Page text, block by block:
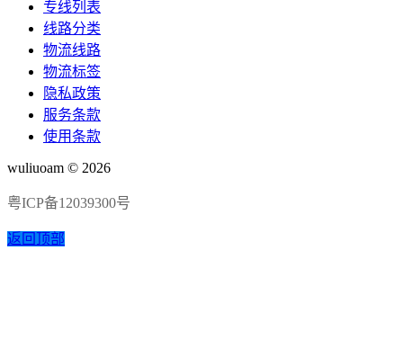
专线列表
线路分类
物流线路
物流标签
隐私政策
服务条款
使用条款
wuliuoam © 2026
粤ICP备12039300号
返回顶部